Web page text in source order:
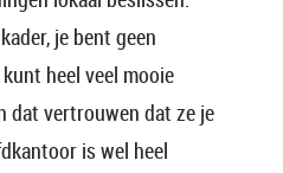
je bent geen
heel veel mooie
dat vertrouwen dat ze je
is wel heel